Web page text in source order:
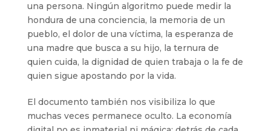
una persona. Ningún algoritmo puede medir la
hondura de una conciencia, la memoria de un
pueblo, el dolor de una víctima, la esperanza de
una madre que busca a su hijo, la ternura de
quien cuida, la dignidad de quien trabaja o la fe de
quien sigue apostando por la vida.
El documento también nos visibiliza lo que
muchas veces permanece oculto. La economía